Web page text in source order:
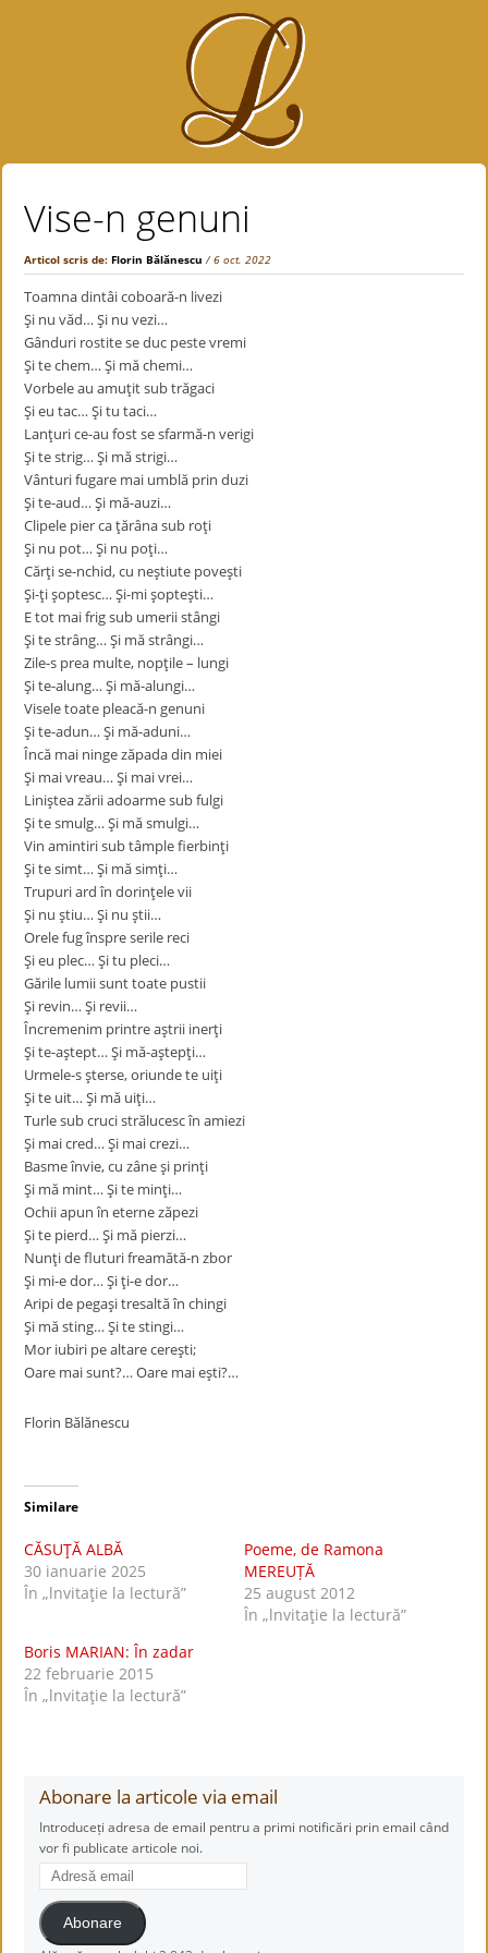
Vise-n genuni
Articol scris de:Florin Bălănescu / 6 oct. 2022
Toamna dintâi coboară-n livezi
Şi nu văd… Şi nu vezi…
Gânduri rostite se duc peste vremi
Şi te chem… Şi mă chemi…
Vorbele au amuţit sub trăgaci
Şi eu tac… Şi tu taci…
Lanţuri ce-au fost se sfarmă-n verigi
Şi te strig… Şi mă strigi…
Vânturi fugare mai umblă prin duzi
Şi te-aud… Şi mă-auzi…
Clipele pier ca ţărâna sub roţi
Şi nu pot… Şi nu poţi…
Cărţi se-nchid, cu neştiute poveşti
Şi-ţi şoptesc… Şi-mi şopteşti…
E tot mai frig sub umerii stângi
Şi te strâng… Şi mă strângi…
Zile-s prea multe, nopţile – lungi
Şi te-alung… Şi mă-alungi…
Visele toate pleacă-n genuni
Şi te-adun… Şi mă-aduni…
Încă mai ninge zăpada din miei
Şi mai vreau… Şi mai vrei…
Liniştea zării adoarme sub fulgi
Şi te smulg… Şi mă smulgi…
Vin amintiri sub tâmple fierbinţi
Şi te simt… Şi mă simţi…
Trupuri ard în dorinţele vii
Şi nu ştiu… Şi nu ştii…
Orele fug înspre serile reci
Şi eu plec… Şi tu pleci…
Gările lumii sunt toate pustii
Şi revin… Şi revii…
Încremenim printre aştrii inerţi
Şi te-aştept… Şi mă-aştepţi…
Urmele-s şterse, oriunde te uiţi
Şi te uit… Şi mă uiţi…
Turle sub cruci strălucesc în amiezi
Şi mai cred… Şi mai crezi…
Basme învie, cu zâne şi prinţi
Şi mă mint… Şi te minţi…
Ochii apun în eterne zăpezi
Şi te pierd… Şi mă pierzi…
Nunţi de fluturi freamătă-n zbor
Şi mi-e dor… Şi ţi-e dor…
Aripi de pegaşi tresaltă în chingi
Şi mă sting… Şi te stingi…
Mor iubiri pe altare cereşti;
Oare mai sunt?… Oare mai eşti?…
Florin Bălănescu
Similare
CĂSUŢĂ ALBĂ
30 ianuarie 2025
În „lnvitaţie la lectură”
Poeme, de Ramona
MEREUȚĂ
25 august 2012
În „lnvitaţie la lectură”
Boris MARIAN: În zadar
22 februarie 2015
În „lnvitaţie la lectură”
Abonare la articole via email
Introduceți adresa de email pentru a primi notificări prin email când
vor fi publicate articole noi.
Adresă
email
Abonare